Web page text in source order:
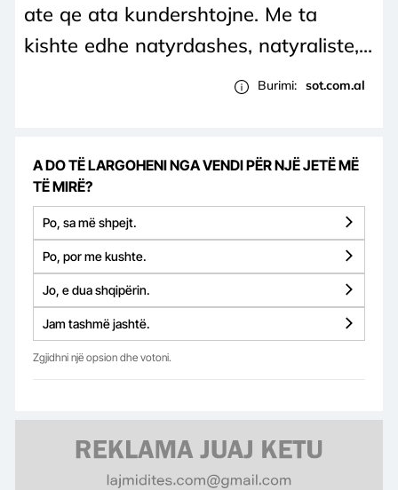
ate qe ata kundershtojne. Me ta
kishte edhe natyrdashes, natyraliste,...
Burimi: sot.com.al
A DO TË LARGOHENI NGA VENDI PËR NJË JETË MË
TË MIRË?
Po, sa më shpejt.
Po, por me kushte.
Jo, e dua shqipërin.
Jam tashmë jashtë.
Zgjidhni një opsion dhe votoni.